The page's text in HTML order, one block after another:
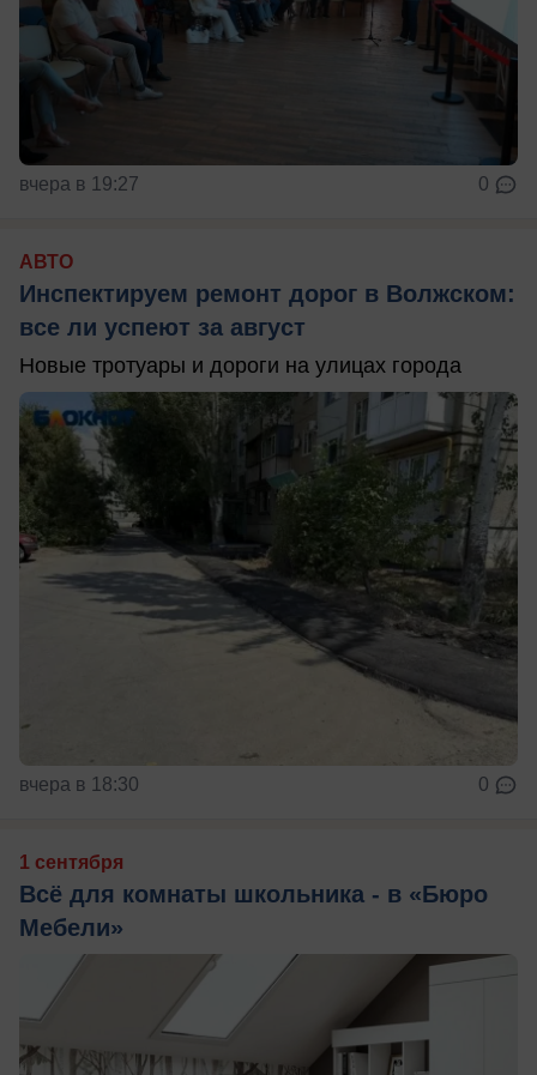
вчера в 19:27 0
АВТО
Инспектируем ремонт дорог в Волжском:
все ли успеют за август
Новые тротуары и дороги на улицах города
вчера в 18:30 0
1 сентября
Всё для комнаты школьника - в «Бюро
Мебели»